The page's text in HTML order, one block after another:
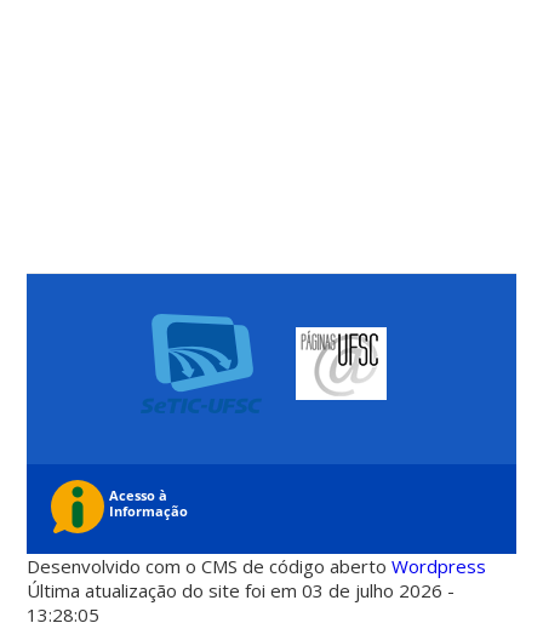
Desenvolvido com o CMS de código abertoWordpress
Última atualização do site foi em 03 de julho 2026 -
13:28:05